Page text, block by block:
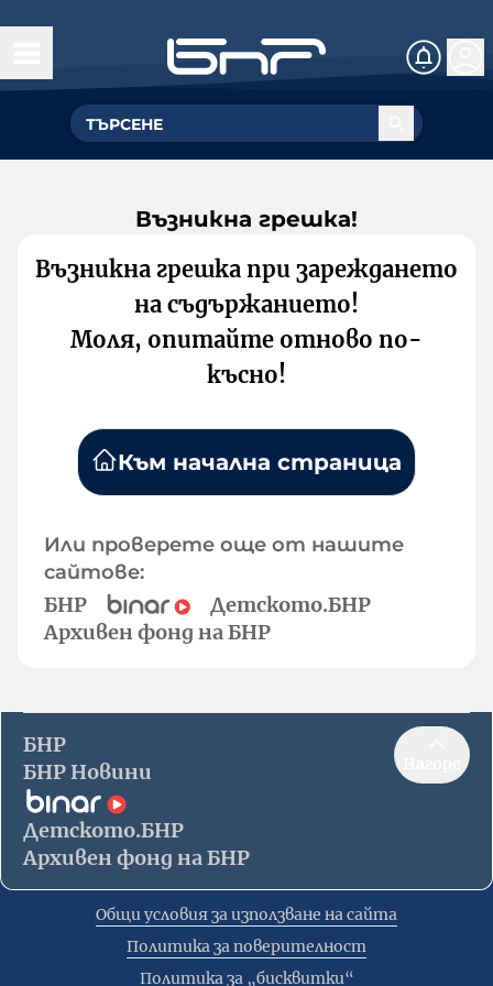
Възникна грешка!
Възникна грешка при зареждането
на съдържанието!
Моля, опитайте отново по-
късно!
Към начална страница
Или проверете още от нашите
сайтове:
БНР
Детското.БНР
Архивен фонд на БНР
БНР
БНР Новини
Детското.БНР
Архивен фонд на БНР
Общи условия за използване на сайта
Политика за поверителност
Политика за „бисквитки“